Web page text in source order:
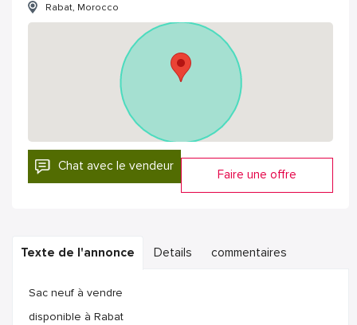
Rabat, Morocco
Chat avec le vendeur
Faire une offre
Texte de l'annonce Details commentaires
Sac neuf à vendre
disponible à Rabat